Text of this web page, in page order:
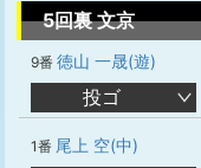
5回裏 文京
9番 徳山 一晟(遊)
投ゴ
1番 尾上 空(中)